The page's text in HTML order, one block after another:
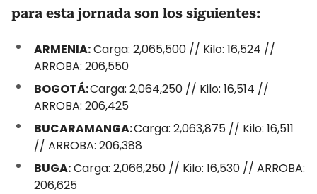
para esta jornada son los siguientes:
ARMENIA:Carga: 2,065,500 // Kilo: 16,524 //
ARROBA: 206,550
BOGOTÁ:Carga: 2,064,250 // Kilo: 16,514 //
ARROBA: 206,425
BUCARAMANGA:Carga: 2,063,875 // Kilo: 16,511
// ARROBA: 206,388
BUGA:Carga: 2,066,250 // Kilo: 16,530 // ARROBA:
206,625